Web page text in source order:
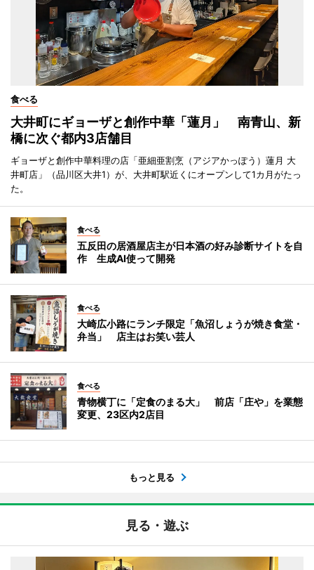
食べる
大井町にギョーザと創作中華「蓮月」 南青山、新
橋に次ぐ都内3店舗目
ギョーザと創作中華料理の店「亜細亜割烹（アジアかっぽう）蓮月 大
井町店」（品川区大井1）が、大井町駅近くにオープンして1カ月がたっ
た。
食べる
五反田の居酒屋店主が日本酒の好み診断サイトを自
作 生成AI使って開発
食べる
大崎広小路にランチ限定「魚沼しょうが焼き食堂・
弁当」 店主はお笑い芸人
食べる
青物横丁に「定食のまる大」 前店「庄や」を業態
変更、23区内2店目
もっと見る
見る・遊ぶ